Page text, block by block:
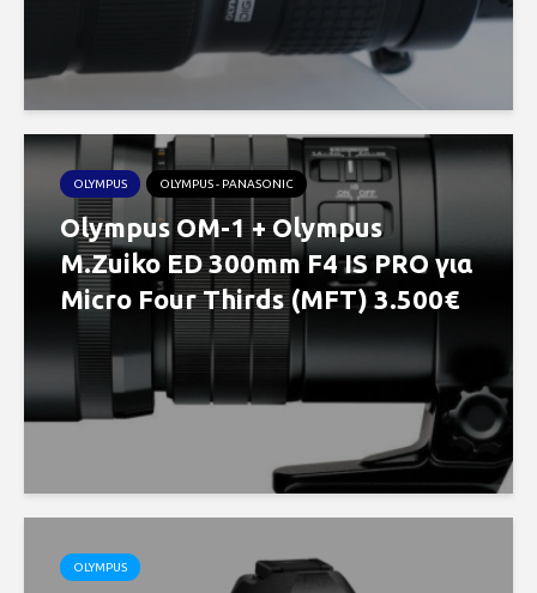
OLYMPUS OLYMPUS - PANASONIC
Olympus OM-1 + Olympus
M.Zuiko ED 300mm F4 IS PRO για
Micro Four Thirds (MFT) 3.500€
OLYMPUS